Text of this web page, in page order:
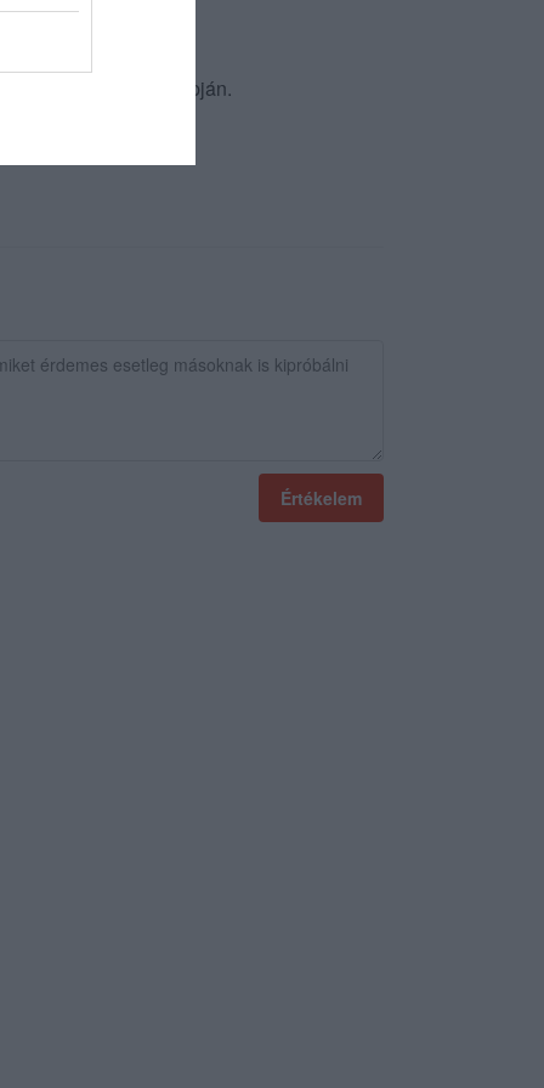
tapasztalat alapján.
Értékelem